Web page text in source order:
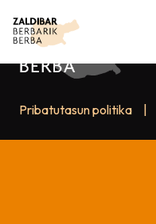
Pribatutasun politika